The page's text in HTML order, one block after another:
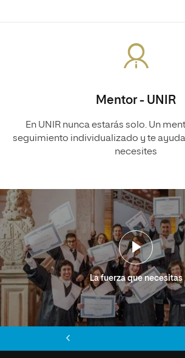
Mentor - UNIR
En UNIR nunca estarás solo. Un
seguimiento individualizado y te
necesites
La fuerza que necesitas